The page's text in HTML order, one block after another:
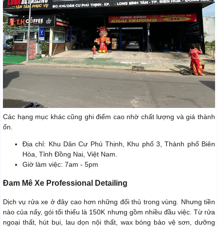
Các hạng mục khác cũng ghi điểm cao nhờ chất lượng và giá thành
ổn.
Địa chỉ: Khu Dân Cư Phú Thịnh, Khu phố 3, Thành phố Biên
Hòa, Tỉnh Đồng Nai, Việt Nam.
Giờ làm việc: 7am - 5pm
Đam Mê Xe Professional Detailing
Dịch vụ rửa xe ở đây cao hơn những đối thủ trong vùng. Nhưng tiền
nào của nấy, gói tối thiểu là 150K nhưng gồm nhiều đầu việc. Từ rửa
ngoại thất, hút bụi, lau dọn nội thất, wax bóng bảo vệ sơn, dưỡng